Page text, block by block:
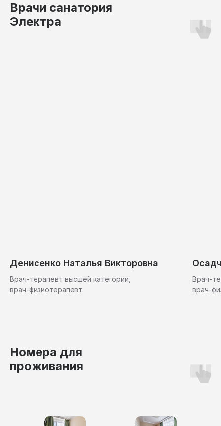
Врачи санатория
Электра
Денисенко Наталья Викторовна
Врач-терапевт высшей категории,
врач-физиотерапевт
Врач-
врач-
Номера для
проживания